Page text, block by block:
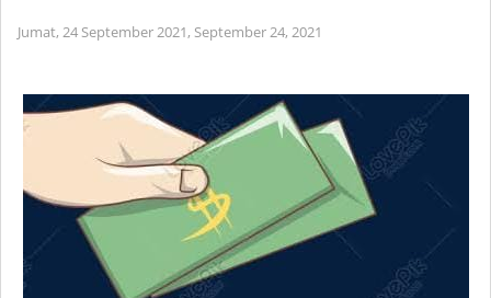
Jumat, 24 September 2021, September 24, 2021